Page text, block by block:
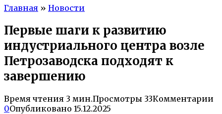
Главная » Новости
Первые шаги к развитию
индустриального центра возле
Петрозаводска подходят к
завершению
Время чтения 3 мин.Просмотры 33Комментарии
0Опубликовано 15.12.2025